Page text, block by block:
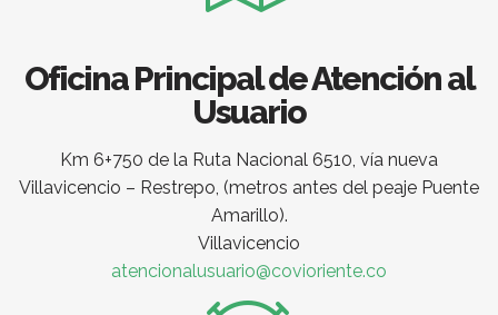
Oficina Principal de Atención al
Usuario
Km 6+750 de la Ruta Nacional 6510, vía nueva
Villavicencio – Restrepo, (metros antes del peaje Puente
Amarillo).
Villavicencio
atencionalusuario@covioriente.co